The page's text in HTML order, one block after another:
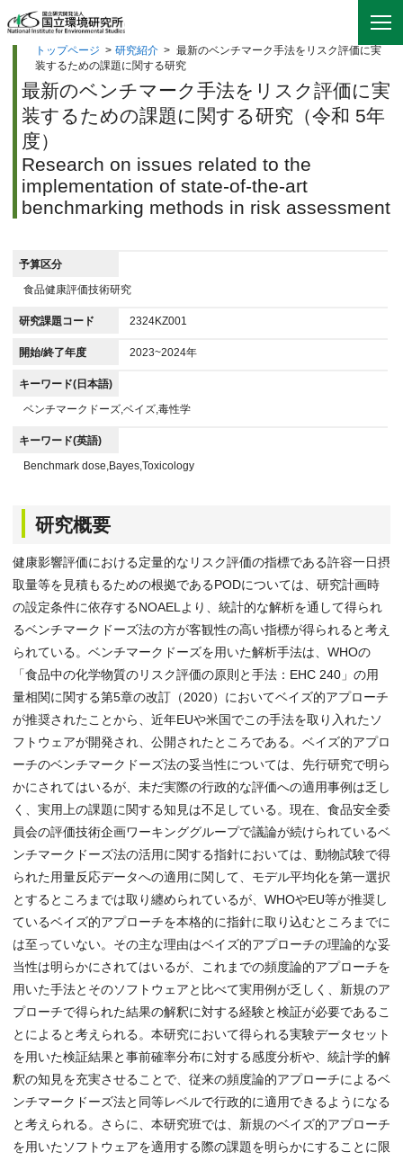
トップページ > 研究紹介 > 最新のベンチマーク手法をリスク評価に実
装するための課題に関する研究
最新のベンチマーク手法をリスク評価に実
装するための課題に関する研究（令和 5年
度）
Research on issues related to the
implementation of state-of-the-art
benchmarking methods in risk assessment
予算区分
食品健康評価技術研究
研究課題コード 2324KZ001
開始/終了年度 2023~2024年
キーワード(日本語)
ベンチマークドーズ,ベイズ,毒性学
キーワード(英語)
Benchmark dose,Bayes,Toxicology
研究概要
健康影響評価における定量的なリスク評価の指標である許容一日摂
取量等を見積もるための根拠であるPODについては、研究計画時
の設定条件に依存するNOAELより、統計的な解析を通して得られ
るベンチマークドーズ法の方が客観性の高い指標が得られると考え
られている。ベンチマークドーズを用いた解析手法は、WHOの
「食品中の化学物質のリスク評価の原則と手法：EHC 240」の用
量相関に関する第5章の改訂（2020）においてベイズ的アプローチ
が推奨されたことから、近年EUや米国でこの手法を取り入れたソ
フトウェアが開発され、公開されたところである。ベイズ的アプロ
ーチのベンチマークドーズ法の妥当性については、先行研究で明ら
かにされてはいるが、未だ実際の行政的な評価への適用事例は乏し
く、実用上の課題に関する知見は不足している。現在、食品安全委
員会の評価技術企画ワーキンググループで議論が続けられているベ
ンチマークドーズ法の活用に関する指針においては、動物試験で得
られた用量反応データへの適用に関して、モデル平均化を第一選択
とするところまでは取り纏められているが、WHOやEU等が推奨し
ているベイズ的アプローチを本格的に指針に取り込むところまでに
は至っていない。その主な理由はベイズ的アプローチの理論的な妥
当性は明らかにされてはいるが、これまでの頻度論的アプローチを
用いた手法とそのソフトウェアと比べて実用例が乏しく、新規のア
プローチで得られた結果の解釈に対する経験と検証が必要であるこ
とによると考えられる。本研究において得られる実験データセット
を用いた検証結果と事前確率分布に対する感度分析や、統計学的解
釈の知見を充実させることで、従来の頻度論的アプローチによるベ
ンチマークドーズ法と同等レベルで行政的に適用できるようになる
と考えられる。さらに、本研究班では、新規のベイズ的アプローチ
を用いたソフトウェアを適用する際の課題を明らかにすることに限